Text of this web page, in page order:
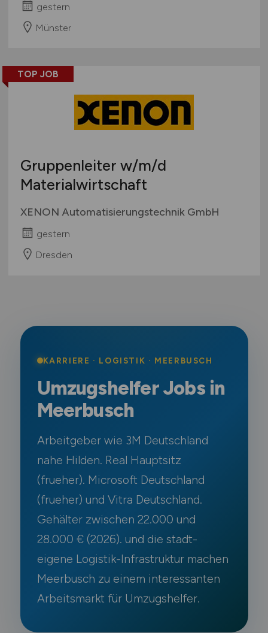
gestern
Münster
TOP JOB
Gruppenleiter w/m/d
Materialwirtschaft
XENON Automatisierungstechnik GmbH
gestern
Dresden
KARRIERE · LOGISTIK · MEERBUSCH
Umzugshelfer Jobs in
Meerbusch
Arbeitgeber wie 3M Deutschland
nahe Hilden. Real Hauptsitz
(frueher). Microsoft Deutschland
(frueher) und Vitra Deutschland.
Gehälter zwischen 22.000 und
28.000 € (2026). und die stadt-
eigene Logistik-Infrastruktur machen
Meerbusch zu einem interessanten
Arbeitsmarkt für Umzugshelfer.